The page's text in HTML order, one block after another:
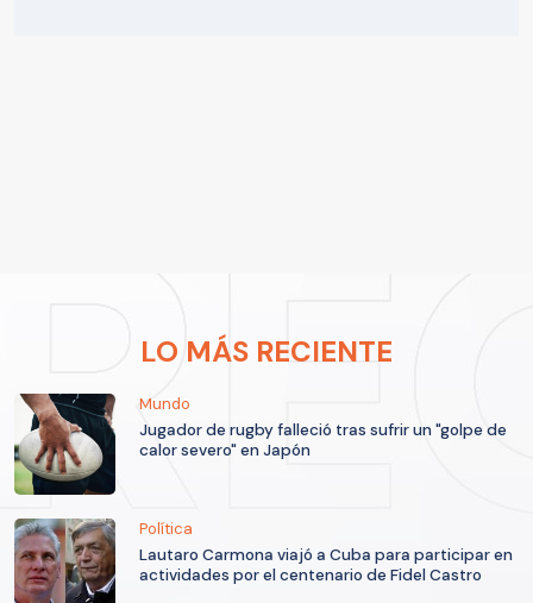
LO MÁS RECIENTE
Mundo
Jugador de rugby falleció tras sufrir un "golpe de
calor severo" en Japón
Política
Lautaro Carmona viajó a Cuba para participar en
actividades por el centenario de Fidel Castro